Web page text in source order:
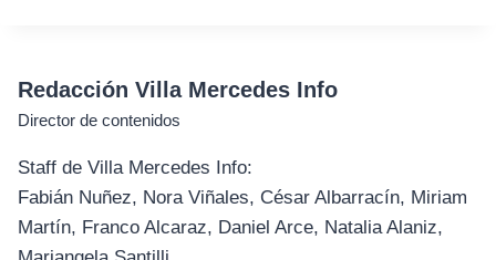
Redacción Villa Mercedes Info
Director de contenidos
Staff de Villa Mercedes Info:
Fabián Nuñez, Nora Viñales, César Albarracín, Miriam
Martín, Franco Alcaraz, Daniel Arce, Natalia Alaniz,